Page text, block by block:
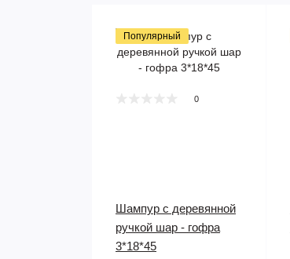
Популярный
0
Шампур с деревянной
ручкой шар - гофра
3*18*45